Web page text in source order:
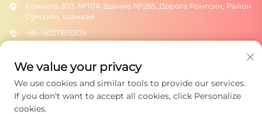
Комната 303, №10# Здание №285, Дорога Ронгсин, Район
Сунцзян, Шанхай
+86-18217615209
ОТПРАВИТЬ
We value your privacy
We use cookies and similar tools to provide our services.
If you don't want to accept all cookies, click Personalize
cookies.